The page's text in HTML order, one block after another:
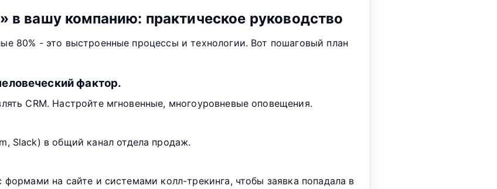
в вашу компанию: практическое руководство
80% - это выстроенные процессы и технологии. Вот пошаговый план
фактор.
CRM. Настройте мгновенные, многоуровневые оповещения.
Slack) в общий канал отдела продаж.
на сайте и системами колл-трекинга, чтобы заявка попадала в